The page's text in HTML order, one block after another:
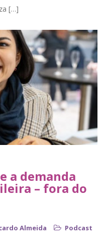
[…]
a demanda
– fora do
Almeida Podcast